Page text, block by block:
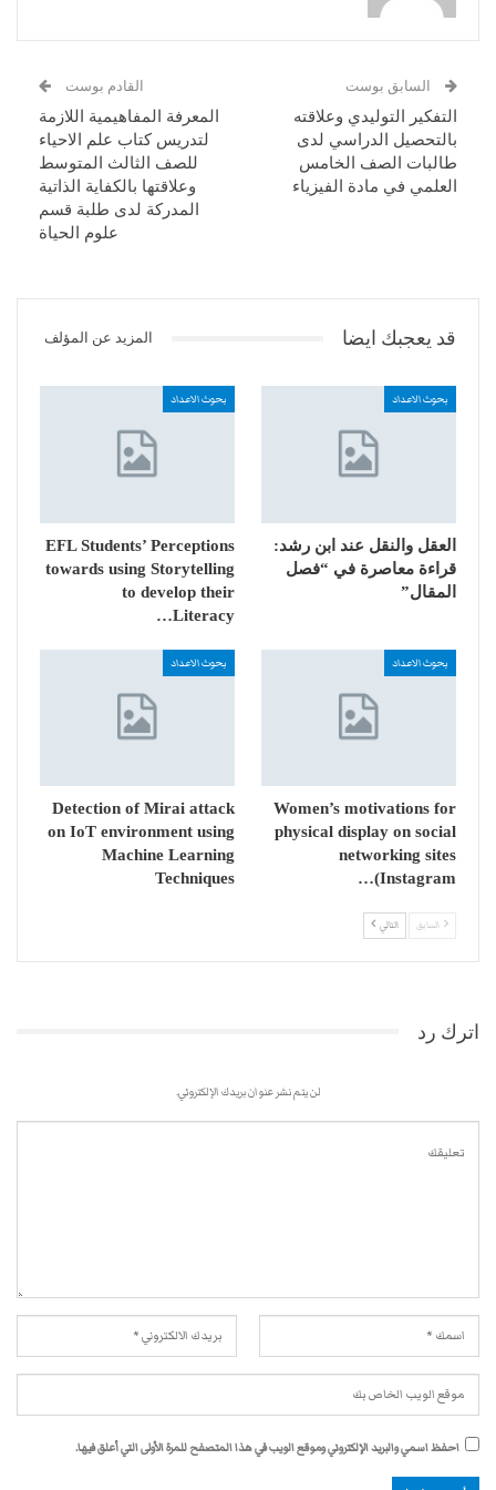
السابق بوست
التفكير التوليدي وعلاقته
بالتحصيل الدراسي لدى
طالبات الصف الخامس
العلمي في مادة الفيزياء
القادم بوست
المعرفة المفاهيمية اللازمة
لتدريس كتاب علم الاحياء
للصف الثالث المتوسط
وعلاقتها بالكفاية الذاتية
المدركة لدى طلبة قسم
علوم الحياة
قد يعجبك ايضا المزيد عن المؤلف
بحوث الاعداد
العقل والنقل عند ابن رشد:
قراءة معاصرة في “فصل
المقال”
بحوث الاعداد
EFL Students’ Perceptions
towards using Storytelling
to develop their
Literacy…
بحوث الاعداد
Women’s motivations for
physical display on social
networking sites
(Instagram…
بحوث الاعداد
Detection of Mirai attack
on IoT environment using
Machine Learning
Techniques
السابق التالي
اترك رد
لن يتم نشر عنوان بريدك الإلكتروني.
احفظ اسمي والبريد الإلكتروني وموقع الويب في هذا المتصفح للمرة الأولى التي أعلق فيها.